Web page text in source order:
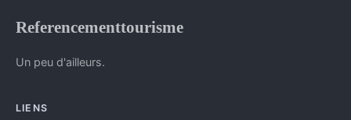
Referencementtourisme
Un peu d'ailleurs.
LIENS